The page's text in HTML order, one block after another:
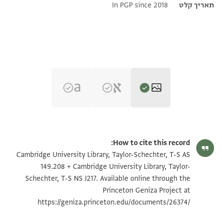
תאריך קלט
In PGP since 2018
T-S NS J217 1r הגדל וסובב
T-S AS 149.208 1v הגדל וסובב
T-S NS J217 1v
How to cite this record:
Cambridge University Library, Taylor-Schechter, T-S AS
149.208 + Cambridge University Library, Taylor-
Schechter, T-S NS J217. Available online through the
Princeton Geniza Project at
https://geniza.princeton.edu/documents/26374/